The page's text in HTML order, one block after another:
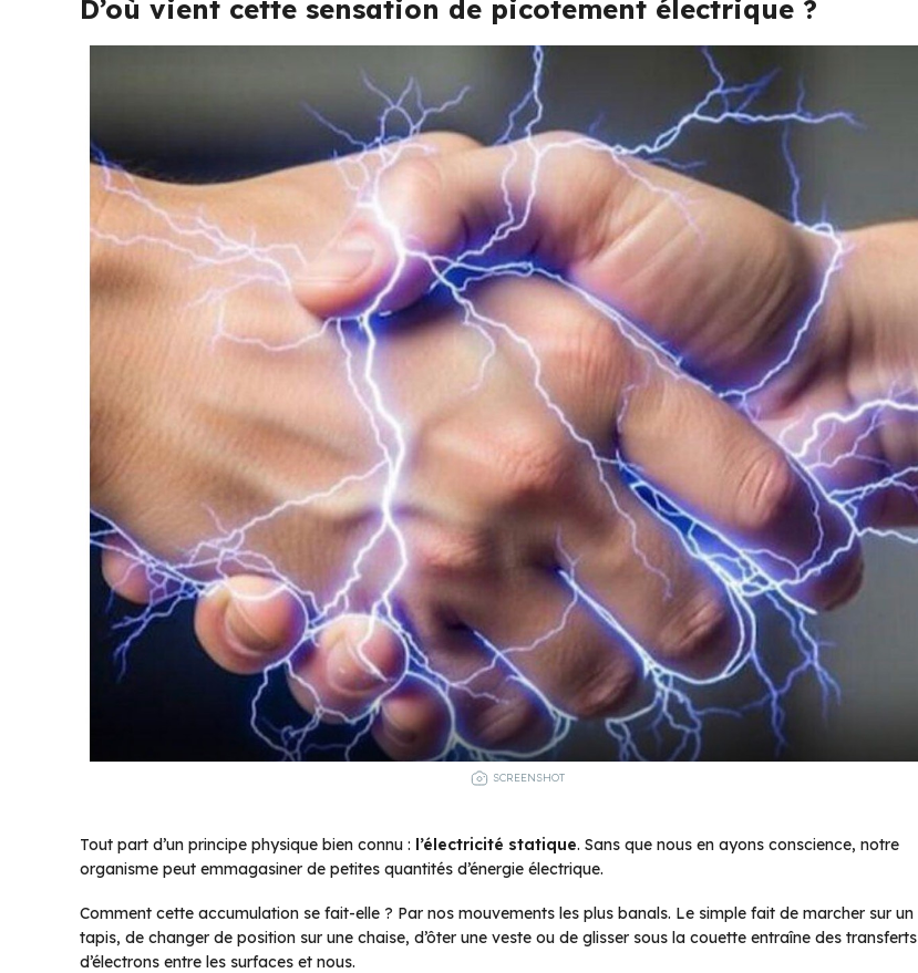
D’où vient cette sensation de picotement électrique ?
SCREENSHOT
Tout part d’un principe physique bien connu : l’électricité statique. Sans que nous en ayons conscience, notre
organisme peut emmagasiner de petites quantités d’énergie électrique.
Comment cette accumulation se fait-elle ? Par nos mouvements les plus banals. Le simple fait de marcher sur un
tapis, de changer de position sur une chaise, d’ôter une veste ou de glisser sous la couette entraîne des transferts
d’électrons entre les surfaces et nous.